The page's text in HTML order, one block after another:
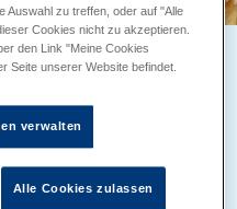
PUDERZUCKER
50 min
Auswahl zu treffen, oder auf "Alle
Cookies nicht zu akzeptieren.
den Link "Meine Cookies
Seite unserer Website befindet.
verwalten
Alle Cookies zulassen